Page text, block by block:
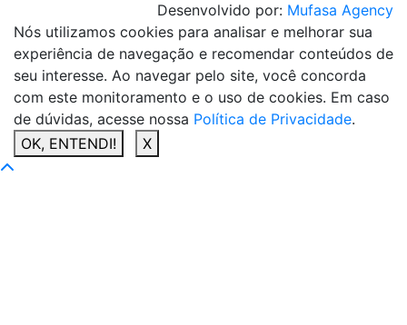
Desenvolvido por: Mufasa Agency
Nós utilizamos cookies para analisar e melhorar sua
experiência de navegação e recomendar conteúdos de
seu interesse. Ao navegar pelo site, você concorda
com este monitoramento e o uso de cookies. Em caso
de dúvidas, acesse nossa Política de Privacidade.
OK, ENTENDI!
X